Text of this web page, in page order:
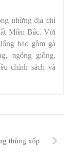
những địa chỉ
Miền Bắc. Với
bao gồm gà
ngỗng giống,
chính sách và
thùng xốp